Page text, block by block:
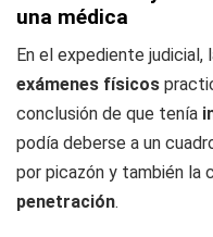
una médica
En el expediente
exámenes físicos
conclusión de que tenía
podía deberse a un
por picazón y también la
penetración.